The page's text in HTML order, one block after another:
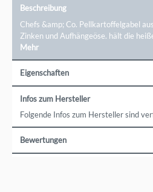
Beschreibung
Chefs &amp; Co. Pellkartoffelgabel
Zinken und Aufhängeöse. hält die
Mehr
Eigenschaften
Infos zum Hersteller
Folgende Infos zum Hersteller sind
Bewertungen